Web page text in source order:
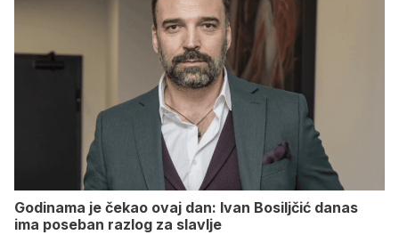
Godinama je čekao ovaj dan: Ivan Bosiljčić danas
ima poseban razlog za slavlje